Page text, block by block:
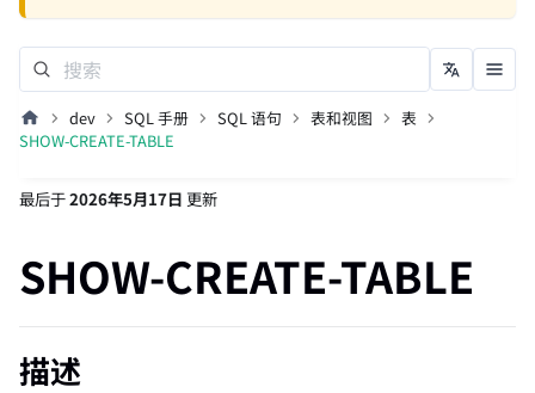
dev SQL 手册 SQL 语句 表和视图
表
SHOW-CREATE-TABLE
最后于2026年5月17日 更新
SHOW-CREATE-TABLE
描述